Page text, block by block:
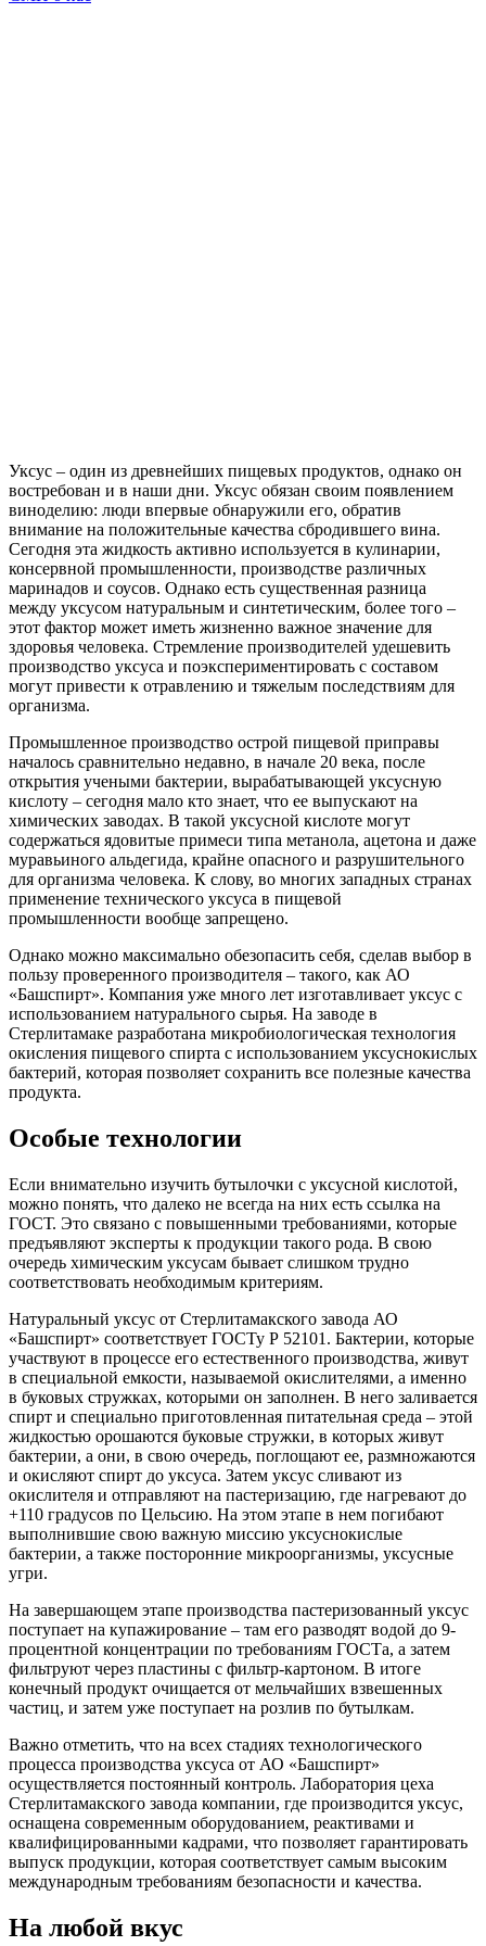
Уксус – один из древнейших пищевых продуктов, однако он
востребован и в наши дни. Уксус обязан своим появлением
виноделию: люди впервые обнаружили его, обратив
внимание на положительные качества сбродившего вина.
Сегодня эта жидкость активно используется в кулинарии,
консервной промышленности, производстве различных
маринадов и соусов. Однако есть существенная разница
между уксусом натуральным и синтетическим, более того –
этот фактор может иметь жизненно важное значение для
здоровья человека. Стремление производителей удешевить
производство уксуса и поэкспериментировать с составом
могут привести к отравлению и тяжелым последствиям для
организма.
Промышленное производство острой пищевой приправы
началось сравнительно недавно, в начале 20 века, после
открытия учеными бактерии, вырабатывающей уксусную
кислоту – сегодня мало кто знает, что ее выпускают на
химических заводах. В такой уксусной кислоте могут
содержаться ядовитые примеси типа метанола, ацетона и даже
муравьиного альдегида, крайне опасного и разрушительного
для организма человека. К слову, во многих западных странах
применение технического уксуса в пищевой
промышленности вообще запрещено.
Однако можно максимально обезопасить себя, сделав выбор в
пользу проверенного производителя – такого, как АО
«Башспирт». Компания уже много лет изготавливает уксус с
использованием натурального сырья. На заводе в
Стерлитамаке разработана микробиологическая технология
окисления пищевого спирта с использованием уксуснокислых
бактерий, которая позволяет сохранить все полезные качества
продукта.
Особые технологии
Если внимательно изучить бутылочки с уксусной кислотой,
можно понять, что далеко не всегда на них есть ссылка на
ГОСТ. Это связано с повышенными требованиями, которые
предъявляют эксперты к продукции такого рода. В свою
очередь химическим уксусам бывает слишком трудно
соответствовать необходимым критериям.
Натуральный уксус от Стерлитамакского завода АО
«Башспирт» соответствует ГОСТу Р 52101. Бактерии, которые
участвуют в процессе его естественного производства, живут
в специальной емкости, называемой окислителями, а именно
в буковых стружках, которыми он заполнен. В него заливается
спирт и специально приготовленная питательная среда – этой
жидкостью орошаются буковые стружки, в которых живут
бактерии, а они, в свою очередь, поглощают ее, размножаются
и окисляют спирт до уксуса. Затем уксус сливают из
окислителя и отправляют на пастеризацию, где нагревают до
+110 градусов по Цельсию. На этом этапе в нем погибают
выполнившие свою важную миссию уксуснокислые
бактерии, а также посторонние микроорганизмы, уксусные
угри.
На завершающем этапе производства пастеризованный уксус
поступает на купажирование – там его разводят водой до 9-
процентной концентрации по требованиям ГОСТа, а затем
фильтруют через пластины с фильтр-картоном. В итоге
конечный продукт очищается от мельчайших взвешенных
частиц, и затем уже поступает на розлив по бутылкам.
Важно отметить, что на всех стадиях технологического
процесса производства уксуса от АО «Башспирт»
осуществляется постоянный контроль. Лаборатория цеха
Стерлитамакского завода компании, где производится уксус,
оснащена современным оборудованием, реактивами и
квалифицированными кадрами, что позволяет гарантировать
выпуск продукции, которая соответствует самым высоким
международным требованиям безопасности и качества.
На любой вкус